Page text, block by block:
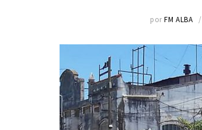
por FM ALBA